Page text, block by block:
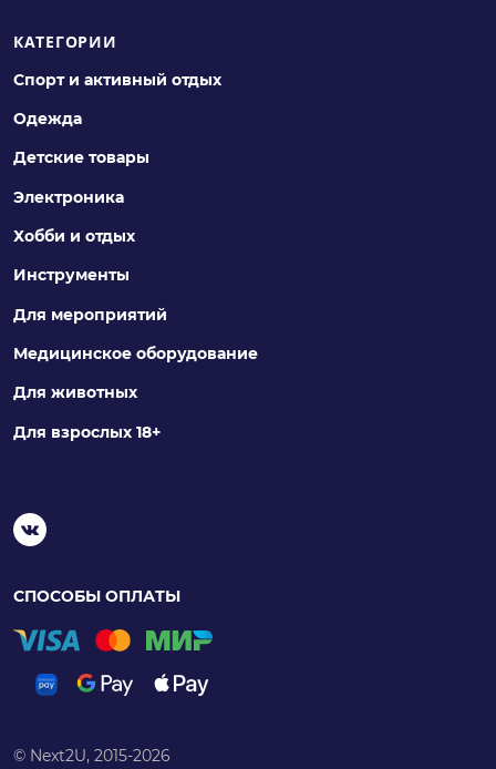
КАТЕГОРИИ
Спорт и активный отдых
Одежда
Детские товары
Электроника
Хобби и отдых
Инструменты
Для мероприятий
Медицинское оборудование
Для животных
Для взрослых 18+
СПОСОБЫ ОПЛАТЫ
© Next2U, 2015-2026